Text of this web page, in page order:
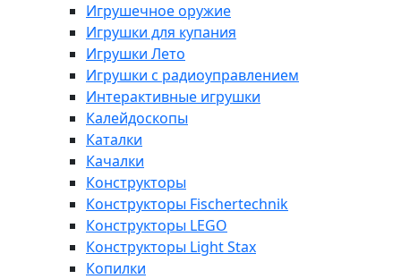
Игрушечное оружие
Игрушки для купания
Игрушки Лето
Игрушки с радиоуправлением
Интерактивные игрушки
Калейдоскопы
Каталки
Качалки
Конструкторы
Конструкторы Fisсhertechnik
Конструкторы LEGO
Конструкторы Light Stax
Копилки